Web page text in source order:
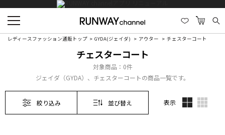
レディースファッション通販トップ GYDA(ジェイダ) アウター チェスターコート
チェスターコート
対象商品： 0件
ジェイダ（GYDA）、チェスターコートの商品一覧です。
絞り込み 並び替え 表示